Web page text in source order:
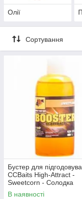
Олії
Сортування
Бустер для
CCBaits High-Attract -
Sweetcorn - Солодка
Кукурудза - 200мл
В наявності